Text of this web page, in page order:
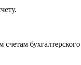
бухгалтерского